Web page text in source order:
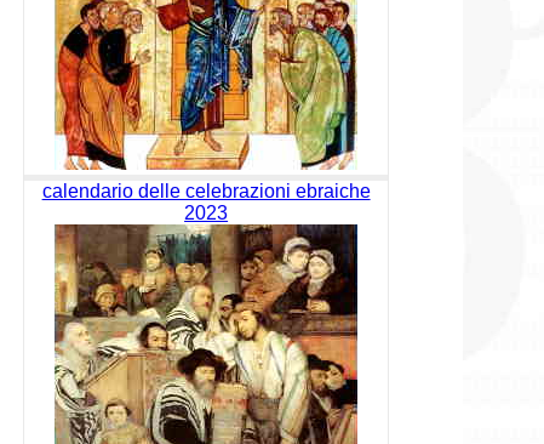
calendario delle celebrazioni ebraiche
2023